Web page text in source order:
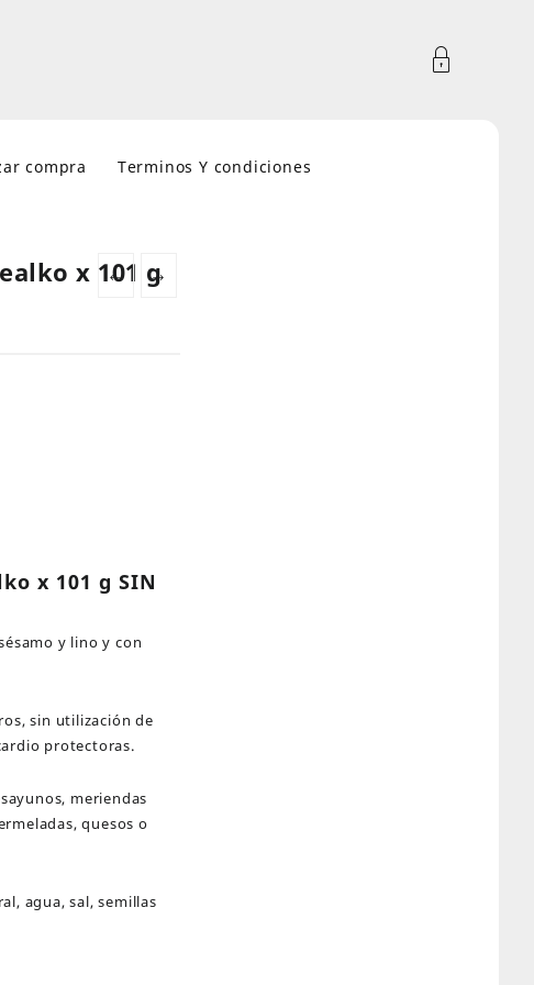
compra Terminos Y condiciones
← →
x 101 g
x 101 g SIN
y lino y con
sin utilización de
protectoras.
meriendas
quesos o
agua, sal, semillas